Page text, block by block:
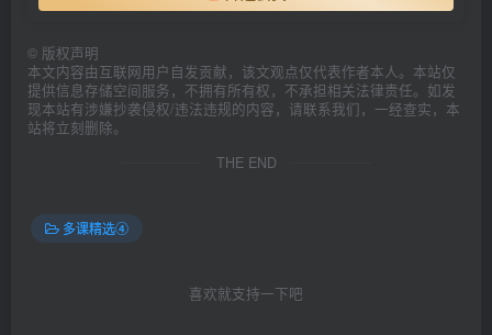
© 版权声明
本文内容由互联网用户自发贡献，该文观点仅代表作者本人。本站仅
提供信息存储空间服务，不拥有所有权，不承担相关法律责任。如发
现本站有涉嫌抄袭侵权/违法违规的内容，请联系我们，一经查实，本
站将立刻删除。
THE END
多课精选④
喜欢就支持一下吧